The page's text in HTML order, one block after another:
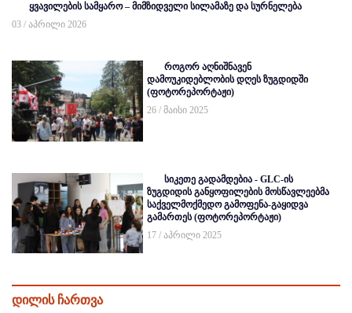
ყვავილების სამყარო – მიმზიდველი სილამაზე და სურნელება
03 / აპრილი 2026
როგორ აღნიშნავენ
დამოუკიდებლობის დღეს ზუგდიდში
(ფოტორეპორტაჟი)
26 / მაისი 2025
სიკეთე გადამდებია - GLC-ის
ზუგდიდის განყოფილების მოსწავლეებმა
საქველმოქმედო გამოფენა-გაყიდვა
გამართეს (ფოტორეპორტაჟი)
17 / აპრილი 2025
დილის ჩართვა